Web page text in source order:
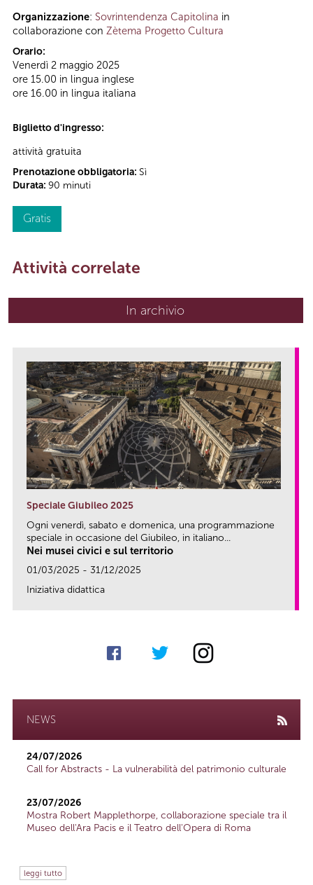
Organizzazione: Sovrintendenza Capitolina in
collaborazione con Zètema Progetto Cultura
Orario:
Venerdì 2 maggio 2025
ore 15.00 in lingua inglese
ore 16.00 in lingua italiana
Biglietto d'ingresso:
attività gratuita
Prenotazione obbligatoria: Sì
Durata: 90 minuti
Gratis
Attività correlate
In archivio
Speciale Giubileo 2025
Ogni venerdì, sabato e domenica, una programmazione
speciale in occasione del Giubileo, in italiano...
Nei musei civici e sul territorio
01/03/2025 - 31/12/2025
Iniziativa didattica
NEWS
24/07/2026
Call for Abstracts - La vulnerabilità del patrimonio culturale
23/07/2026
Mostra Robert Mapplethorpe, collaborazione speciale tra il
Museo dell'Ara Pacis e il Teatro dell'Opera di Roma
leggi tutto